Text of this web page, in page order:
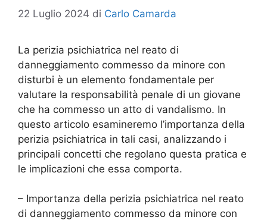
22 Luglio 2024 di Carlo Camarda
La perizia psichiatrica nel reato di
danneggiamento commesso da minore con
disturbi è un elemento fondamentale per
valutare la responsabilità penale di un giovane
che ha commesso un atto di vandalismo. In
questo articolo esamineremo l’importanza della
perizia psichiatrica in tali casi, analizzando i
principali concetti che regolano questa pratica e
le implicazioni che essa comporta.
– Importanza della perizia psichiatrica nel reato
di danneggiamento commesso da minore con